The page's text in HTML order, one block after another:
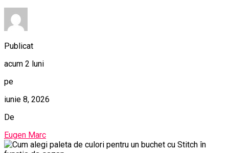
Publicat
acum 2 luni
pe
iunie 8, 2026
De
Eugen Marc